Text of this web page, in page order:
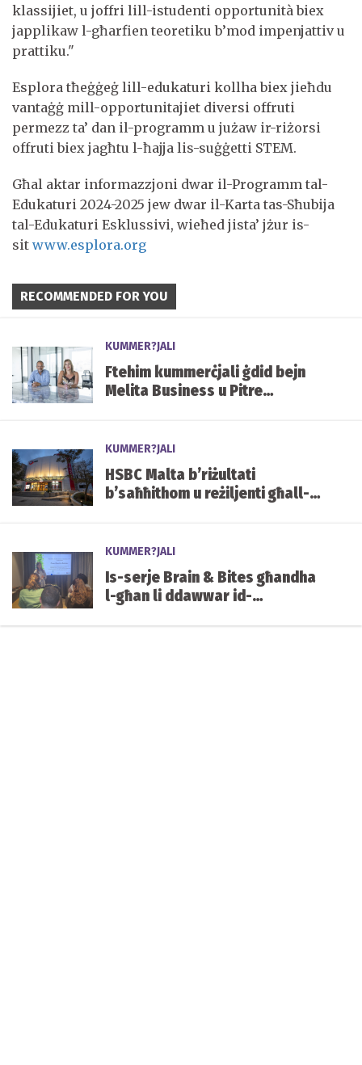
klassijiet, u joffri lill-istudenti opportunità biex
japplikaw l-għarfien teoretiku b’mod impenjattiv u
prattiku."
Esplora tħeġġeġ lill-edukaturi kollha biex jieħdu
vantaġġ mill-opportunitajiet diversi offruti
permezz ta’ dan il-programm u jużaw ir-riżorsi
offruti biex jagħtu l-ħajja lis-suġġetti STEM.
Għal aktar informazzjoni dwar il-Programm tal-
Edukaturi 2024-2025 jew dwar il-Karta tas-Sħubija
tal-Edukaturi Esklussivi, wieħed jista’ jżur is-
sit www.esplora.org
RECOMMENDED FOR YOU
KUMMER?JALI
Ftehim kummerċjali ġdid bejn
Melita Business u Pitre
KUMMER?JALI
HSBC Malta b’riżultati
b’saħħithom u reżiljenti għall-
KUMMER?JALI
Is-serje Brain & Bites għandha
l-għan li ddawwar id-